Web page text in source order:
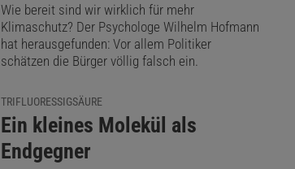
Wie bereit sind wir wirklich für mehr
Klimaschutz? Der Psychologe Wilhelm Hofmann
hat herausgefunden: Vor allem Politiker
schätzen die Bürger völlig falsch ein.
TRIFLUORESSIGSÄURE
:
Ein kleines Molekül als
Endgegner